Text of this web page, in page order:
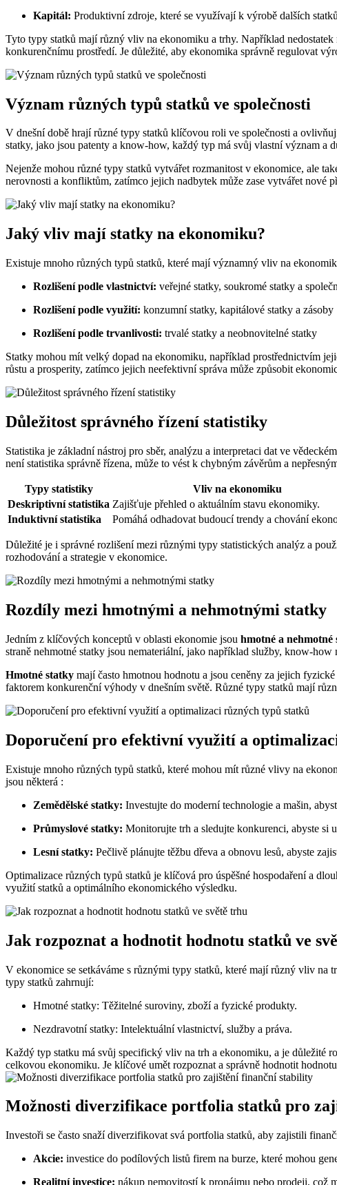
Kapitál: Produktivní zdroje, které se využívají k výrobě dalších
Tyto typy statků mají různý vliv na ekonomiku a trhy. Například
konkurenčnímu prostředí. Je důležité, aby ekonomika správně regulovat
Význam různých typů statků ve společnosti
V dnešní době hrají různé typy statků klíčovou roli ve společnosti a
statky, jako jsou patenty a know-how, každý typ má svůj vlastní význam a
Nejenže mohou různé typy statků vytvářet rozmanitost v ekonomice, ale
nerovnosti a konfliktům, zatímco jejich nadbytek může zase vytvářet nové
Jaký vliv mají statky na ekonomiku?
Existuje mnoho různých typů statků, které mají významný vliv na
Rozlišení podle vlastnictví: veřejné statky, soukromé statky a
Rozlišení podle využití: konzumní statky, kapitálové statky a zásoby
Rozlišení podle trvanlivosti: trvalé statky a neobnovitelné statky
Statky mohou mít velký dopad na ekonomiku, například prostřednictvím
růstu a prosperity, zatímco jejich neefektivní správa může způsobit
Důležitost správného řízení statistiky
Statistika je základní nástroj pro sběr, analýzu a interpretaci dat ve
není statistika správně řízena, může to vést k chybným závěrům a
Typy statistiky
Vliv na ekonomiku
Deskriptivní statistika Zajišťuje přehled o aktuálním stavu ekonomiky.
Induktivní statistika
Pomáhá odhadovat budoucí trendy a chování
Důležité je i správné rozlišení mezi různými typy statistických analýz a
rozhodování a strategie v ekonomice.
Rozdíly mezi hmotnými a nehmotnými statky
Jedním z klíčových konceptů v oblasti ekonomie jsou hmotné a nehmotné
straně nehmotné statky jsou nemateriální, jako například služby, know-
Hmotné statky mají často hmotnou hodnotu a jsou ceněny za jejich
faktorem konkurenční výhody v dnešním světě. Různé typy statků mají
Doporučení pro efektivní využití a
Existuje mnoho různých typů statků, které mohou mít různé vlivy na
jsou některá :
Zemědělské statky: Investujte do moderní technologie a mašin,
Průmyslové statky: Monitorujte trh a sledujte konkurenci, abyste si
Lesní statky: Pečlivě plánujte těžbu dřeva a obnovu lesů, abyste
Optimalizace různých typů statků je klíčová pro úspěšné hospodaření a
využití statků a optimálního ekonomického výsledku.
Jak rozpoznat a hodnotit hodnotu statků ve
V ekonomice se setkáváme s různými typy statků, které mají různý vliv
typy statků zahrnují:
Hmotné statky: Těžitelné suroviny, zboží a fyzické produkty.
Nezdravotní statky: Intelektuální vlastnictví, služby a práva.
Každý typ statku má svůj specifický vliv na trh a ekonomiku, a je důležité
celkovou ekonomiku. Je klíčové umět rozpoznat a správně hodnotit
Možnosti diverzifikace portfolia statků pro
Investoři se často snaží diverzifikovat svá portfolia statků, aby zajistili
Akcie: investice do podílových listů firem na burze, které mohou
Realitní investice: nákup nemovitostí k pronájmu nebo prodeji, což